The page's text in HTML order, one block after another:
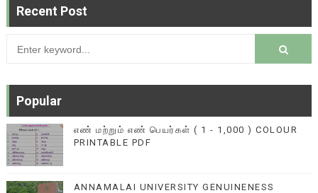
Recent Post
Popular
எண் மற்றும் எண் பெயர்கள் ( 1 - 1,000 ) COLOUR
PRINTABLE PDF
ANNAMALAI UNIVERSITY GENUINENESS